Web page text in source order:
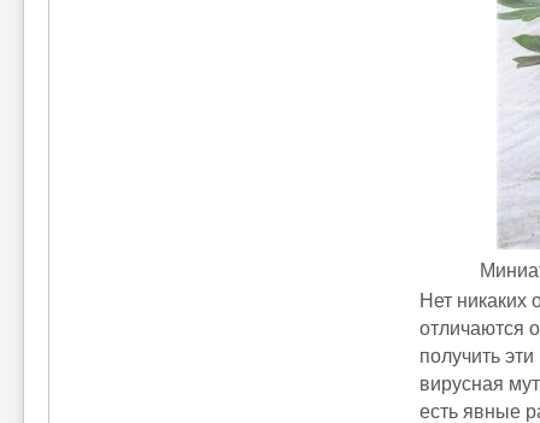
Нет никаких
отличаются
получить
вирусная
есть явные